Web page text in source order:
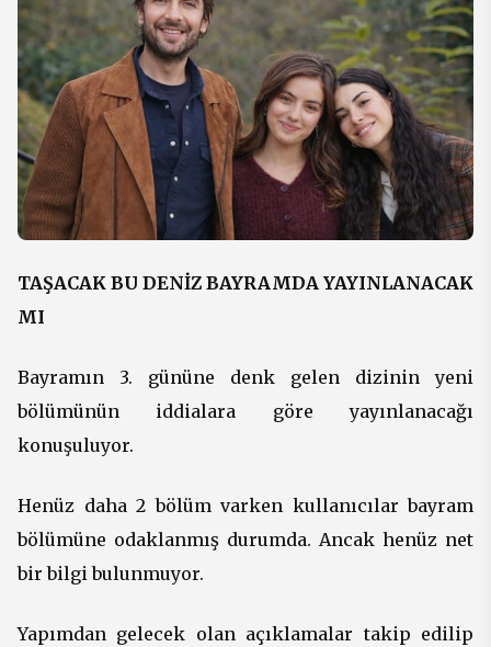
TAŞACAK BU DENİZ BAYRAMDA YAYINLANACAK
MI
Bayramın 3. gününe denk gelen dizinin yeni
bölümünün iddialara göre yayınlanacağı
konuşuluyor.
Henüz daha 2 bölüm varken kullanıcılar bayram
bölümüne odaklanmış durumda. Ancak henüz net
bir bilgi bulunmuyor.
Yapımdan gelecek olan açıklamalar takip edilip